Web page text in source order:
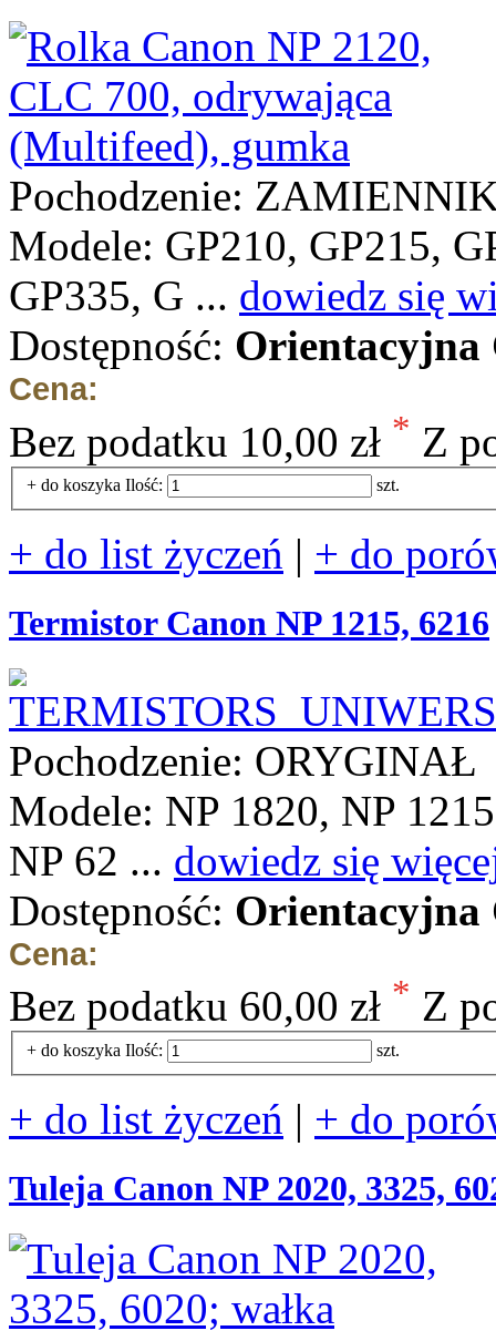
Pochodzenie:
Modele: GP210, GP215,
GP335, G ... dowiedz się
Dostępność: Orientacyjna
Cena:
Bez podatku 10,00 zł * Z
+ do koszyka Ilość: szt.
+ do list życzeń | + do
Termistor Canon NP 1215, 6216
Pochodzenie: ORYGINAŁ
Modele: NP 1820, NP
NP 62 ... dowiedz się
Dostępność: Orientacyjna
Cena:
Bez podatku 60,00 zł * Z
+ do koszyka Ilość: szt.
+ do list życzeń | + do
Tuleja Canon NP 2020, 3325,